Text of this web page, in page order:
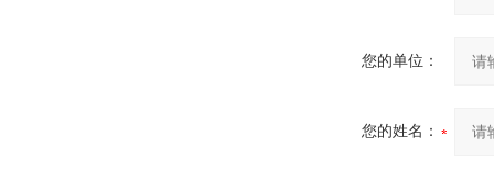
您的单位：
您的姓名：